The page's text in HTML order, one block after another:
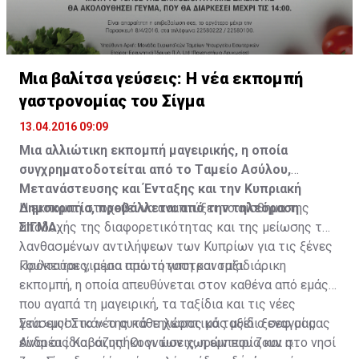
Μια βαλίτσα γεύσεις: Η νέα εκπομπή
γαστρονομίας του Σίγμα
13.04.2016 09:09
Μια αλλιώτικη εκπομπή μαγειρικής, η οποία
συγχρηματοδοτείται από το Tαμείο Ασύλου,
Μετανάστευσης και Ένταξης και την Κυπριακή
Δημοκρατία, προβάλλεται από την τηλεόραση
ΣΙΓΜΑ.
Η εκπομπή στοχεύει να αναπτύξει το αίσθημα της
αποδοχής της διαφορετικότητας και της μείωσης των
λανθασμένων αντιλήψεων των Κυπρίων για τις ξένες
κουλτούρες, μέσα από τη γαστρονομία.
Πρόκειται για μια πρωτότυπη και ταξιδιάρικη
εκπομπή, η οποία απευθύνεται στον καθένα από εμάς
που αγαπά τη μαγειρική, τα ταξίδια και τις νέες
γεύσεις! Στο νέo αυτό τηλεοπτικό ταξίδι ξεναγοί μας
είναι οι ίδιοι οι υπήκοοι των χωρών που ζουν στο νησί
Στα «μυστικά» της κάθε χώρας μάς μυεί ο σεφ μας
Ανδρέας Καβάζης! Οι γνώσεις, η εμπειρία και η